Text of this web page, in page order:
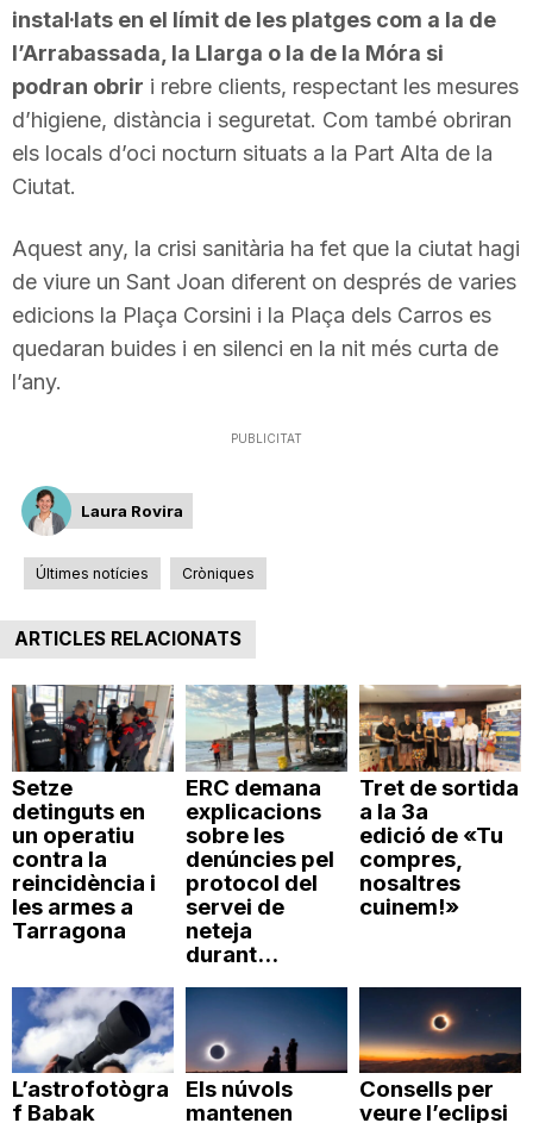
n
a
instal·lats en el límit de les platges com a la de
l’Arrabassada, la Llarga o la de la Móra si
podran obrir i rebre clients, respectant les mesures
d’higiene, distància i seguretat. Com també obriran
els locals d’oci nocturn situats a la Part Alta de la
Ciutat.
Aquest any, la crisi sanitària ha fet que la ciutat hagi
de viure un Sant Joan diferent on després de varies
edicions la Plaça Corsini i la Plaça dels Carros es
quedaran buides i en silenci en la nit més curta de
l’any.
PUBLICITAT
Laura Rovira
Últimes notícies Cròniques
ARTICLES RELACIONATS
Setze
detinguts en
un operatiu
contra la
reincidència i
les armes a
Tarragona
ERC demana
explicacions
sobre les
denúncies pel
protocol del
servei de
neteja
durant...
Tret de sortida
a la 3a
edició de «Tu
compres,
nosaltres
cuinem!»
L’astrofotògra
f Babak
Els núvols
mantenen
Consells per
veure l’eclipsi